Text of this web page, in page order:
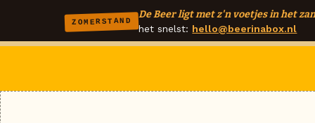
ZOMERSTAND
De Beer ligt met z'n voetjes in het
het snelst: hello@beerinabox.nl